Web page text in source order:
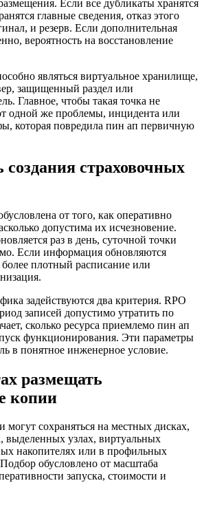
Если все дубликаты хранятся
главные сведения, отказ этого
и резерв. Если дополнительная
вероятность на восстановление
являться виртуальное хранилище,
защищенный раздел или
Главное, чтобы такая точка не
одной же проблемы, инцидента или
которая повредила пин ап первичную
создания страховочных
от того, как оперативно
допустима их исчезновение.
раз в день, суточной точки
Если информация обновляются
плотный расписание или
задействуются два критерия. RPO
записей допустимо утратить по
сколько ресурса приемлемо пин ап
функционирования. Эти параметры
в понятное инженерное условие.
размещать
копии
могут сохраняться на местных дисках,
выделенных узлах, виртуальных
накопителях или в профильных
обусловлено от масштаба
запуска, стоимости и